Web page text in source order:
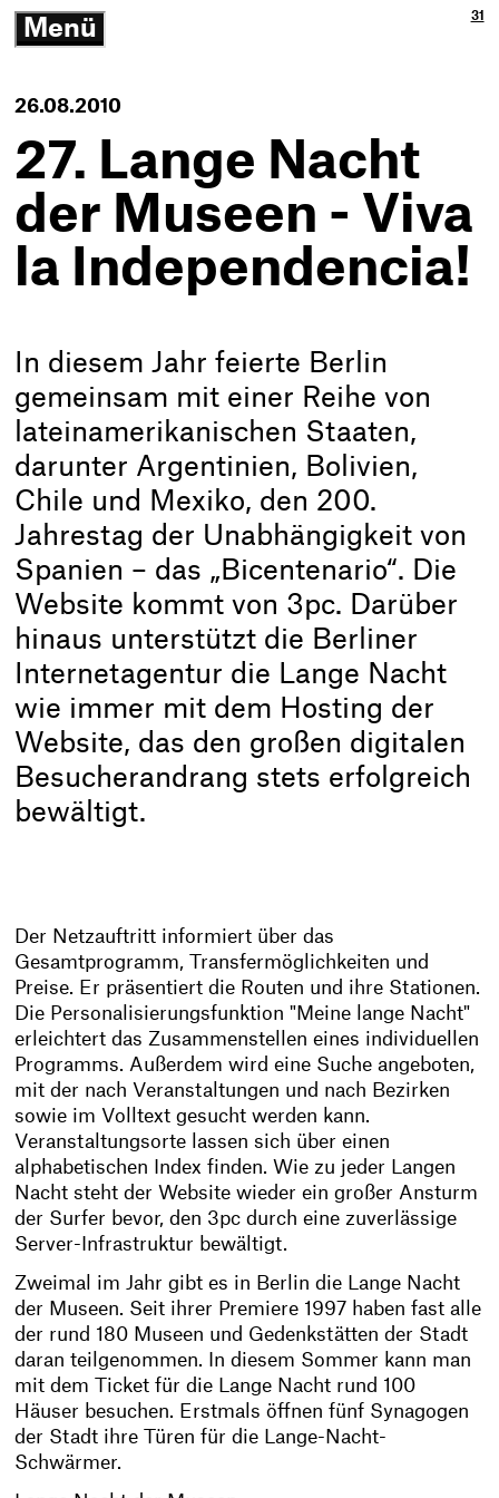
Menü
31
26.08.2010
27. Lange Nacht
der Museen - Viva
la Independencia!
In diesem Jahr feierte Berlin
gemeinsam mit einer Reihe von
lateinamerikanischen Staaten,
darunter Argentinien, Bolivien,
Chile und Mexiko, den 200.
Jahrestag der Unabhängigkeit von
Spanien – das „Bicentenario“. Die
Website kommt von 3pc. Darüber
hinaus unterstützt die Berliner
Internetagentur die Lange Nacht
wie immer mit dem Hosting der
Website, das den großen digitalen
Besucherandrang stets erfolgreich
bewältigt.
Der Netzauftritt informiert über das
Gesamtprogramm, Transfermöglichkeiten und
Preise. Er präsentiert die Routen und ihre Stationen.
Die Personalisierungsfunktion "Meine lange Nacht"
erleichtert das Zusammenstellen eines individuellen
Programms. Außerdem wird eine Suche angeboten,
mit der nach Veranstaltungen und nach Bezirken
sowie im Volltext gesucht werden kann.
Veranstaltungsorte lassen sich über einen
alphabetischen Index finden. Wie zu jeder Langen
Nacht steht der Website wieder ein großer Ansturm
der Surfer bevor, den 3pc durch eine zuverlässige
Server-Infrastruktur bewältigt.
Zweimal im Jahr gibt es in Berlin die Lange Nacht
der Museen. Seit ihrer Premiere 1997 haben fast alle
der rund 180 Museen und Gedenkstätten der Stadt
daran teilgenommen. In diesem Sommer kann man
mit dem Ticket für die Lange Nacht rund 100
Häuser besuchen. Erstmals öffnen fünf Synagogen
der Stadt ihre Türen für die Lange-Nacht-
Schwärmer.